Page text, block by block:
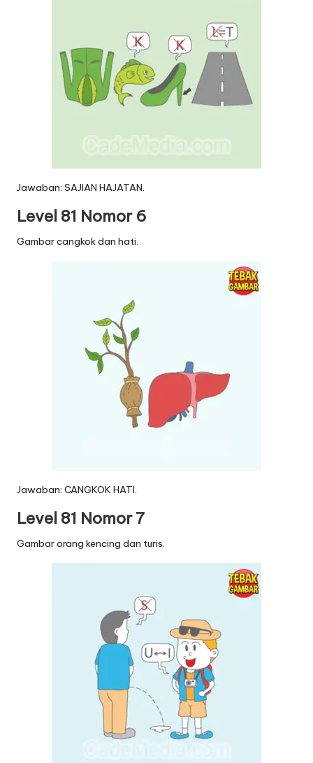
Jawaban: SAJIAN HAJATAN.
Level 81 Nomor 6
Gambar cangkok dan hati.
Jawaban: CANGKOK HATI.
Level 81 Nomor 7
Gambar orang kencing dan turis.